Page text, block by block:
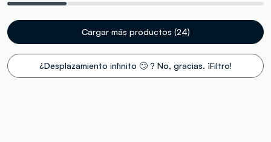
Cargar más productos (24)
¿Desplazamiento infinito 🙄 ? No, gracias. ¡Filtro!